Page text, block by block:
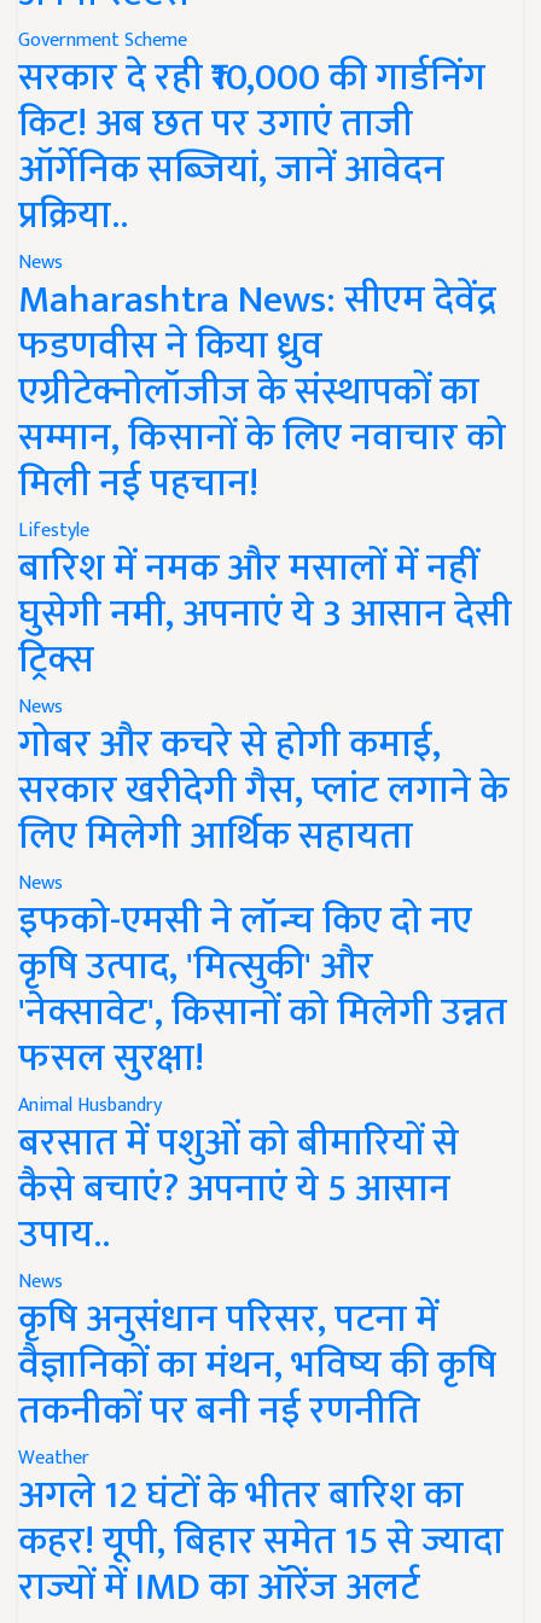
Government Scheme
सरकार दे रही ₹10,000 की गार्डनिंग
किट! अब छत पर उगाएं ताजी
ऑर्गेनिक सब्जियां, जानें आवेदन
प्रक्रिया..
News
Maharashtra News: सीएम देवेंद्र
फडणवीस ने किया ध्रुव
एग्रीटेक्नोलॉजीज के संस्थापकों का
सम्मान, किसानों के लिए नवाचार को
मिली नई पहचान!
Lifestyle
बारिश में नमक और मसालों में नहीं
घुसेगी नमी, अपनाएं ये 3 आसान देसी
ट्रिक्स
News
गोबर और कचरे से होगी कमाई,
सरकार खरीदेगी गैस, प्लांट लगाने के
लिए मिलेगी आर्थिक सहायता
News
इफको-एमसी ने लॉन्च किए दो नए
कृषि उत्पाद, 'मित्सुकी' और
'नेक्सावेट', किसानों को मिलेगी उन्नत
फसल सुरक्षा!
Animal Husbandry
बरसात में पशुओं को बीमारियों से
कैसे बचाएं? अपनाएं ये 5 आसान
उपाय..
News
कृषि अनुसंधान परिसर, पटना में
वैज्ञानिकों का मंथन, भविष्य की कृषि
तकनीकों पर बनी नई रणनीति
Weather
अगले 12 घंटों के भीतर बारिश का
कहर! यूपी, बिहार समेत 15 से ज्यादा
राज्यों में IMD का ऑरेंज अलर्ट